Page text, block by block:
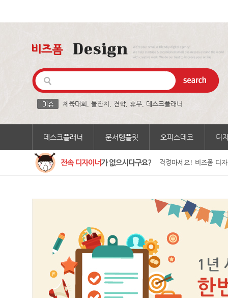
체육대회 돌잔치 견학, 휴무, 데스크플래너
데스크플래너 문서템플릿 오피스데코 디
걱정마세요! 비즈폼 디